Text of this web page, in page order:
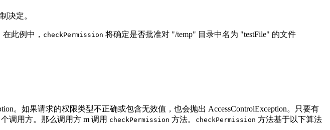
决定。
此例中， checkPermission 将确定是否批准对 "/temp" 目录中名为 "testFile" 的文件
。如果请求的权限类型不正确或包含无效值，也会抛出 AccessControlException。只要有
调用方。那么调用方 m 调用 checkPermission 方法。 checkPermission 方法基于以下算法